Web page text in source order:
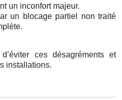
un inconfort majeur.
un blocage partiel non traité
ces désagréments et
installations.